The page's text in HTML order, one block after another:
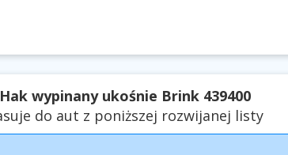
Hak wypinany ukośnie Brink 439400
do aut z poniższej rozwijanej listy